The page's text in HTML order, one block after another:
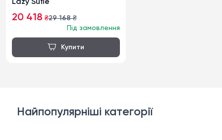
Lazy Sufle
20 418 ₴29 168₴
Під замовлення
Найпопулярніші категорії